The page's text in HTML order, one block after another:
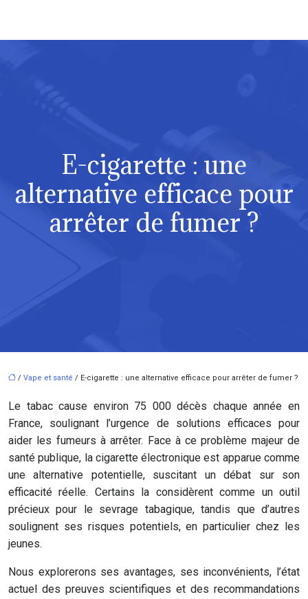
E-cigarette : une
alternative efficace pour
arrêter de fumer ?
/ Vape et santé / E-cigarette : une alternative efficace pour arrêter de fumer ?
Le tabac cause environ 75 000 décès chaque année en
France, soulignant l’urgence de solutions efficaces pour
aider les fumeurs à arrêter. Face à ce problème majeur de
santé publique, la cigarette électronique est apparue comme
une alternative potentielle, suscitant un débat sur son
efficacité réelle. Certains la considèrent comme un outil
précieux pour le sevrage tabagique, tandis que d’autres
soulignent ses risques potentiels, en particulier chez les
jeunes.
Nous explorerons ses avantages, ses inconvénients, l’état
actuel des preuves scientifiques et des recommandations